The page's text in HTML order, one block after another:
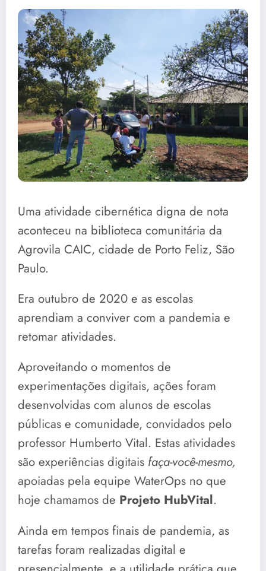
Uma atividade cibernética digna de nota
aconteceu na biblioteca comunitária da
Agrovila CAIC, cidade de Porto Feliz, São
Paulo.
Era outubro de 2020 e as escolas
aprendiam a conviver com a pandemia e
retomar atividades.
Aproveitando o momentos de
experimentações digitais, ações foram
desenvolvidas com alunos de escolas
públicas e comunidade, convidados pelo
professor Humberto Vital. Estas atividades
são experiências digitais faça-você-mesmo,
apoiadas pela equipe WaterOps no que
hoje chamamos de Projeto HubVital.
Ainda em tempos finais de pandemia, as
tarefas foram realizadas digital e